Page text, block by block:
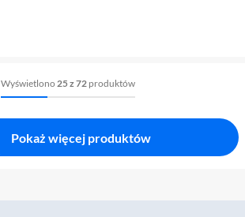
Wyświetlono 25 z 72 produktów
Pokaż więcej produktów